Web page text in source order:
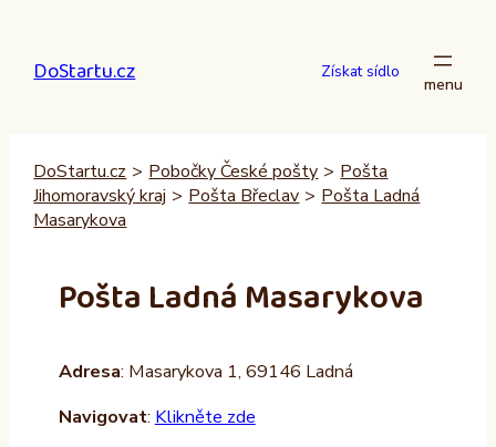
obsah
DoStartu.cz Získat sídlo
DoStartu.cz > Pobočky České pošty > Pošta
Jihomoravský kraj > Pošta Břeclav > Pošta Ladná
Masarykova
Pošta Ladná Masarykova
Adresa: Masarykova 1, 69146 Ladná
Navigovat: Klikněte zde